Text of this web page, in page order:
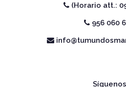
(Horario att.:
956 060
Síguenos